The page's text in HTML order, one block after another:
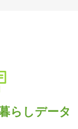
らしデータ